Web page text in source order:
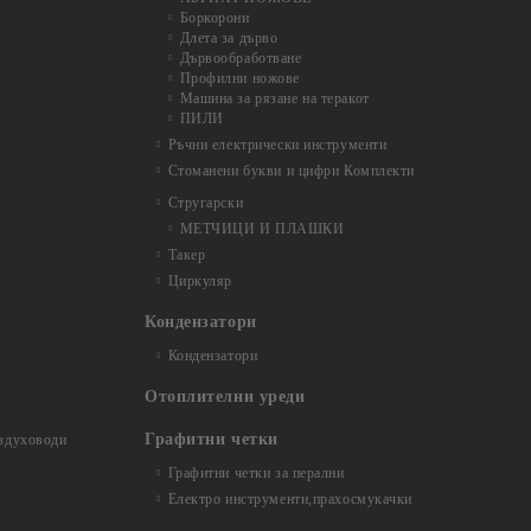
Боркорони
Длета за дърво
Дървообработване
Профилни ножове
Машина за рязане на теракот
ПИЛИ
Ръчни електрически инструменти
Стоманени букви и цифри Комплекти
Стругарски
МЕТЧИЦИ И ПЛАШКИ
Такер
Циркуляр
Кондензатори
Кондензатори
Отоплителни уреди
Графитни четки
Графитни четки за перални
Електро инструменти,прахосмукачки